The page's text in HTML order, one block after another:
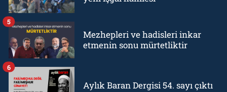
Mezhepleri ve hadisleri inkar
etmenin sonu mürtetliktir
5
Aylık Baran Dergisi 54. sayı çıktı
6